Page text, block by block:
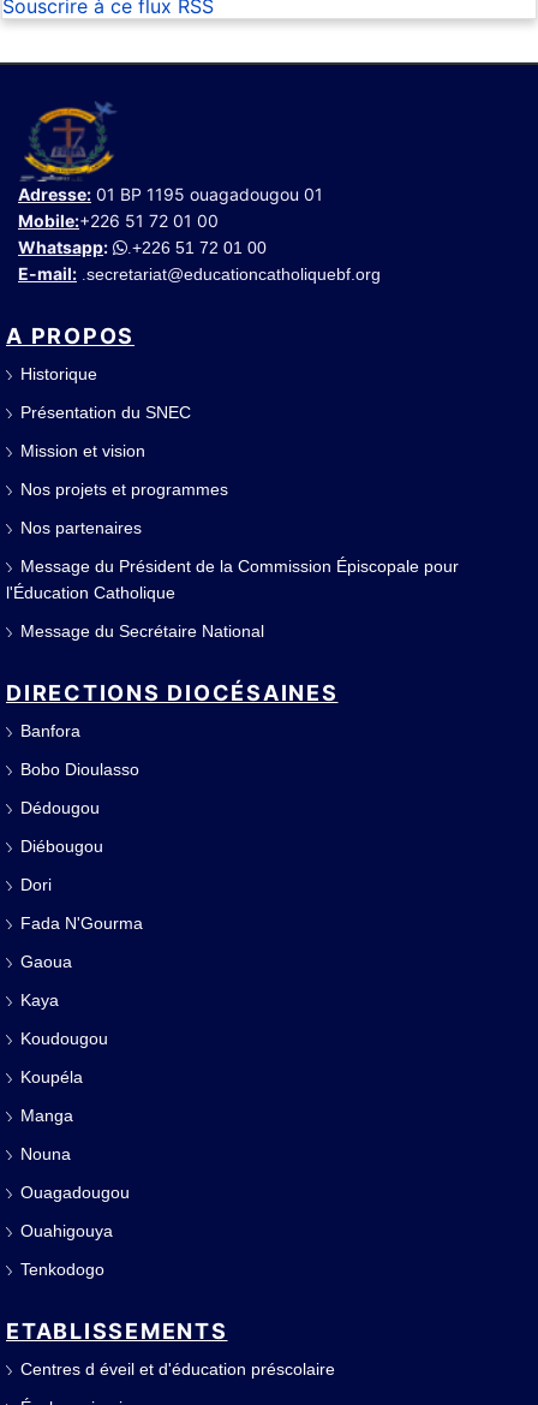
Souscrire à ce flux RSS
Adresse: 01 BP 1195 ouagadougou 01
Mobile:+226 51 72 01 00
Whatsapp: +226 51 72 01 00
E-mail: secretariat@educationcatholiquebf.org
A PROPOS
Historique
Présentation du SNEC
Mission et vision
Nos projets et programmes
Nos partenaires
Message du Président de la Commission Épiscopale pour
l'Éducation Catholique
Message du Secrétaire National
DIRECTIONS DIOCÉSAINES
Banfora
Bobo Dioulasso
Dédougou
Diébougou
Dori
Fada N'Gourma
Gaoua
Kaya
Koudougou
Koupéla
Manga
Nouna
Ouagadougou
Ouahigouya
Tenkodogo
ETABLISSEMENTS
Centres d éveil et d'éducation préscolaire